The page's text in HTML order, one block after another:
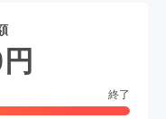
円
終了